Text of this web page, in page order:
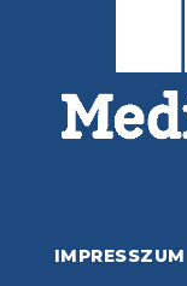
IMPRESSZUM